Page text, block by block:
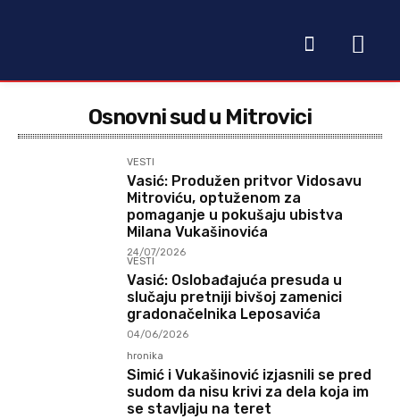
Osnovni sud u Mitrovici
VESTI
Vasić: Produžen pritvor Vidosavu
Mitroviću, optuženom za
pomaganje u pokušaju ubistva
Milana Vukašinovića
24/07/2026
VESTI
Vasić: Oslobađajuća presuda u
slučaju pretniji bivšoj zamenici
gradonačelnika Leposavića
04/06/2026
hronika
Simić i Vukašinović izjasnili se pred
sudom da nisu krivi za dela koja im
se stavljaju na teret